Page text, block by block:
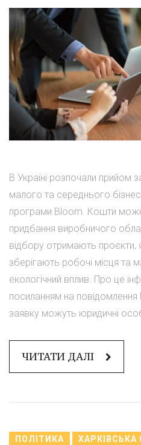
В Україні розпочали прийом
малого та середнього
програми Bloom. Кошти
придбання виробничого
відбору отримають
зберігають робочі місця та
екологічний вплив. Про це
посиланням на повідомлення
заявку можуть юридичні
ЧИТАТИ ДАЛІ
ПОЛІТИКА ХАРКІВСЬКА